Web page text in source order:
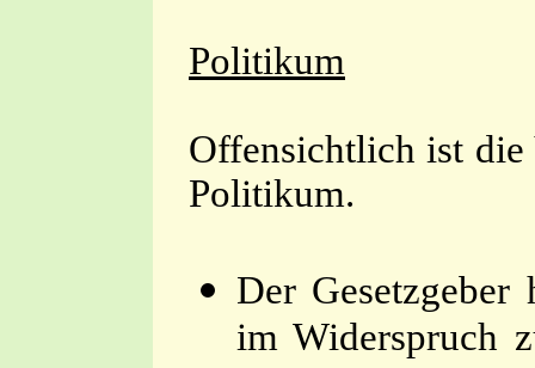
Politikum
Offensichtlich ist die
Politikum.
Der Gesetzgeber
im Widerspruch